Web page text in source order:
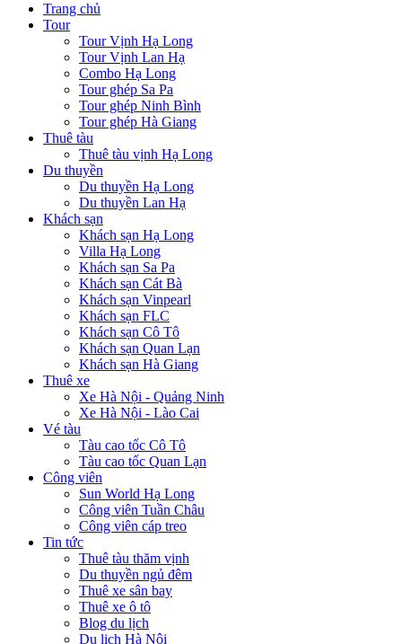
Trang chủ
Tour
Tour Vịnh Hạ Long
Tour Vịnh Lan Hạ
Combo Hạ Long
Tour ghép Sa Pa
Tour ghép Ninh Bình
Tour ghép Hà Giang
Thuê tàu
Thuê tàu vịnh Hạ Long
Du thuyền
Du thuyền Hạ Long
Du thuyền Lan Hạ
Khách sạn
Khách sạn Hạ Long
Villa Hạ Long
Khách sạn Sa Pa
Khách sạn Cát Bà
Khách sạn Vinpearl
Khách sạn FLC
Khách sạn Cô Tô
Khách sạn Quan Lạn
Khách sạn Hà Giang
Thuê xe
Xe Hà Nội - Quảng Ninh
Xe Hà Nội - Lào Cai
Vé tàu
Tàu cao tốc Cô Tô
Tàu cao tốc Quan Lạn
Công viên
Sun World Hạ Long
Công viên Tuần Châu
Công viên cáp treo
Tin tức
Thuê tàu thăm vịnh
Du thuyền ngủ đêm
Thuê xe sân bay
Thuê xe ô tô
Blog du lịch
Du lịch Hà Nội